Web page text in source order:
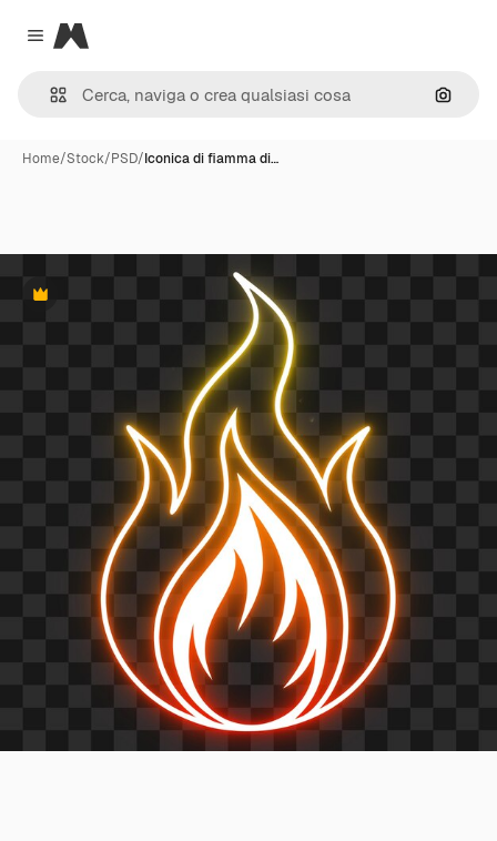
Close menu
Magnific
Cerca
Home/Stock/PSD/Iconica di fiamma di…
Premium